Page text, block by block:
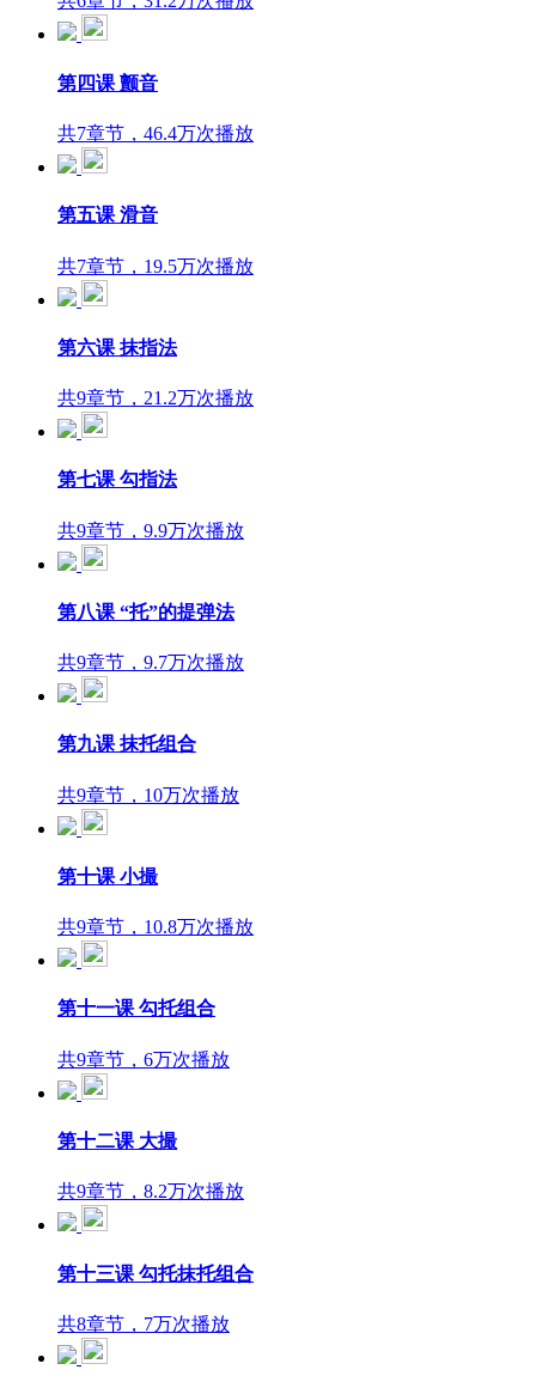
第四课 颤音
共7章节，46.4万次播放
第五课 滑音
共7章节，19.5万次播放
第六课 抹指法
共9章节，21.2万次播放
第七课 勾指法
共9章节，9.9万次播放
第八课 “托”的提弹法
共9章节，9.7万次播放
第九课 抹托组合
共9章节，10万次播放
第十课 小撮
共9章节，10.8万次播放
第十一课 勾托组合
共9章节，6万次播放
第十二课 大撮
共9章节，8.2万次播放
第十三课 勾托抹托组合
共8章节，7万次播放